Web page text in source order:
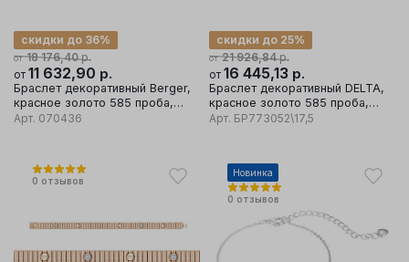
от 18 176,40р.
скидки до 36%
от 11 632,90 р.
Браслет декоративный Berger,
красное золото 585 проба,
вставка фианит
Арт. 070436
от 21 926,84р.
скидки до 25%
от 16 445,13 р.
Браслет декоративный DELTA,
красное золото 585 проба,
вставка бриллиант
Арт. БР773052\17,5
0 отзывов
Новинка
0 отзывов